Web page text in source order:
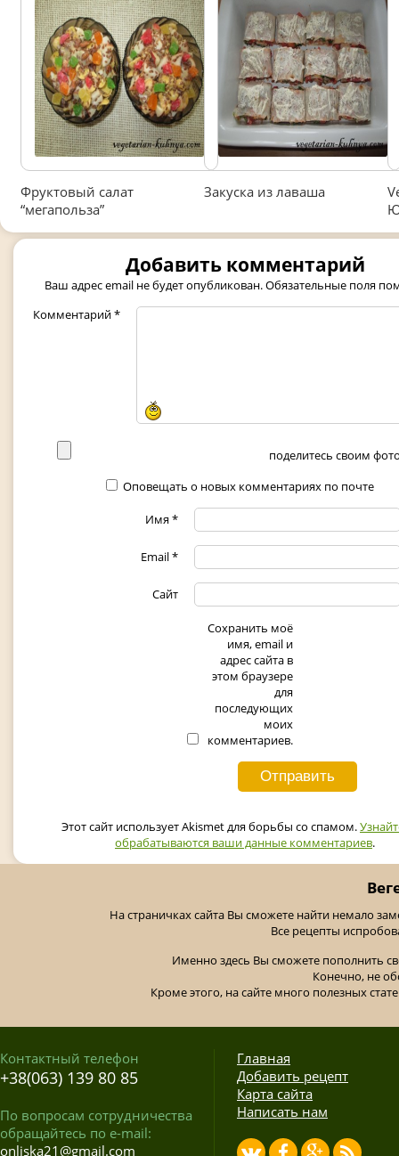
Фруктовый салат
“мегапольза”
Закуска из лаваша
Добавить комментарий
Ваш адрес email не будет опубликован.Обязательные поля
Комментарий*
поделитесь своим
Оповещать о новых комментариях по почте
Имя*
Email*
Сайт
Сохранить моё
имя, email и
адрес сайта в
этом браузере
для
последующих
моих
комментариев.
Этот сайт использует Akismet для борьбы со спамом.
обрабатываются ваши данные комментариев.
На страничках сайта Вы сможете найти немало
Все рецепты
Именно здесь Вы сможете пополнить
Конечно, не
Кроме этого, на сайте много полезных
Контактный телефон
+38(063) 139 80 85
По вопросам сотрудничества
обращайтесь по e-mail:
onliska21@gmail.com
Главная
Добавить рецепт
Карта сайта
Написать нам